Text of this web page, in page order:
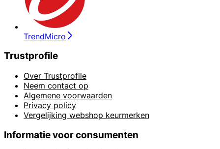
TrendMicro
Trustprofile
Over Trustprofile
Neem contact op
Algemene voorwaarden
Privacy policy
Vergelijking webshop keurmerken
Informatie voor consumenten